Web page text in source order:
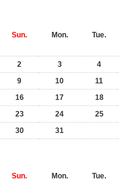
Sun. Mon. Tue.
2
3 4
9
10 11
16
17 18
23
24 25
30
31
Sun. Mon. Tue.